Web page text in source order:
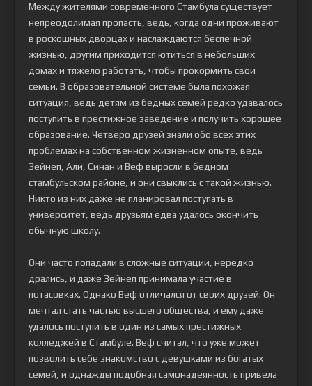
Между жителями современного Стамбула существует
непреодолимая пропасть, ведь, когда одни проживают
в роскошных дворцах и наслаждаются беспечной
жизнью, другим приходится ютиться в небольших
домах и тяжело работать, чтобы прокормить свои
семьи. В образовательной системе была похожая
ситуация, ведь детям из бедных семей редко удавалось
поступить в престижное заведение и получить хорошее
образование. Четверо друзей знали обо всех этих
проблемах на собственном жизненном опыте, ведь
Зейнеп, Али, Синан и Веф выросли в бедном
стамбульском районе, и они свыклись с такой жизнью.
Никто из них даже не планировал поступать в
университет, ведь друзьям едва удалось окончить
обычную школу.
Они часто попадали в сложные ситуации, нередко
дрались, и даже Зейнеп принимала участие в
потасовках. Однако Веф отличался от своих друзей. Он
мечтал стать частью высшего общества, и ему даже
удалось поступить в один из самых престижных
колледжей в Стамбуле. Веф считал, что уже может
позволить себе знакомство с девушками из богатых
семей, и однажды подобная самонадеянность привела